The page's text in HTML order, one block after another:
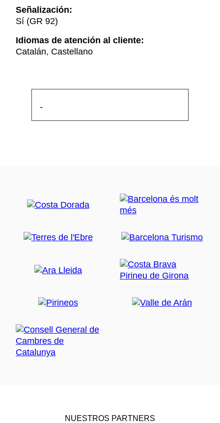
Señalización:
Sí (GR 92)
Idiomas de atención al cliente:
Catalán, Castellano
-
NUESTROS PARTNERS